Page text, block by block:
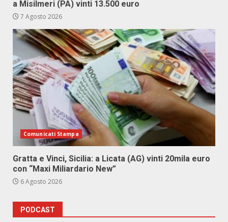
a Misilmeri (PA) vinti 13.500 euro
7 Agosto 2026
Comunicati Stampa
Gratta e Vinci, Sicilia: a Licata (AG) vinti 20mila euro
con “Maxi Miliardario New”
6 Agosto 2026
PODCAST